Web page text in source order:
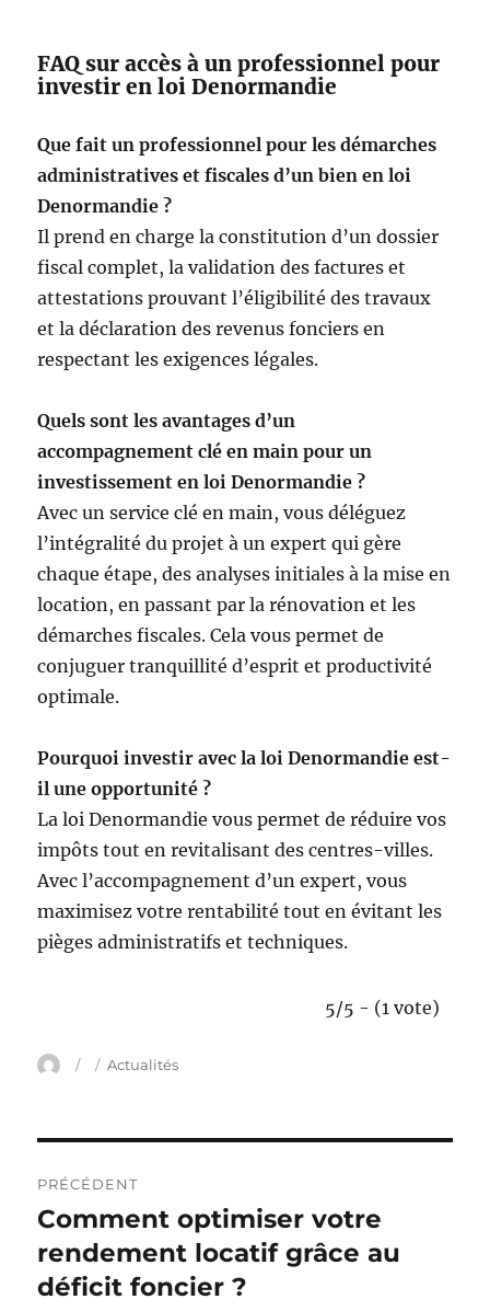
FAQ sur accès à un professionnel pour
investir en loi Denormandie
Que fait un professionnel pour les démarches
administratives et fiscales d’un bien en loi
Denormandie ?
Il prend en charge la constitution d’un dossier
fiscal complet, la validation des factures et
attestations prouvant l’éligibilité des travaux
et la déclaration des revenus fonciers en
respectant les exigences légales.
Quels sont les avantages d’un
accompagnement clé en main pour un
investissement en loi Denormandie ?
Avec un service clé en main, vous déléguez
l’intégralité du projet à un expert qui gère
chaque étape, des analyses initiales à la mise en
location, en passant par la rénovation et les
démarches fiscales. Cela vous permet de
conjuguer tranquillité d’esprit et productivité
optimale.
Pourquoi investir avec la loi Denormandie est-
il une opportunité ?
La loi Denormandie vous permet de réduire vos
impôts tout en revitalisant des centres-villes.
Avec l’accompagnement d’un expert, vous
maximisez votre rentabilité tout en évitant les
pièges administratifs et techniques.
5/5 - (1 vote)
A
r
P
é
e
C
o
i
e
Actualités
a
v
i
PRÉCÉDENT
P
u
b
Comment optimiser votre
rendement locatif grâce au
déficit foncier ?